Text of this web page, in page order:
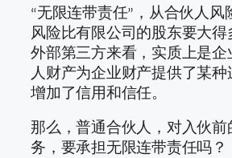
“无限连带责任”，从合伙人风
风险比有限公司的股东要大
外部第三方来看，实质上是
人财产为企业财产提供了某
增加了信用和信任。
那么，普通合伙人，对入伙
务，要承担无限连带责任吗？